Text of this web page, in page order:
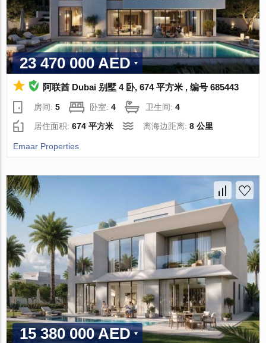
23 470 000 AED
阿联酋 Dubai 别墅 4 卧, 674 平方米 , 编号 685443
房间:5 卧室:4 卫生间:4
居住面积:674 平方米 离海边距离:8 公里
Emaar Properties
15 380 000 AED